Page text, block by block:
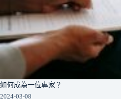
如何成為一位專家？
2024-03-08